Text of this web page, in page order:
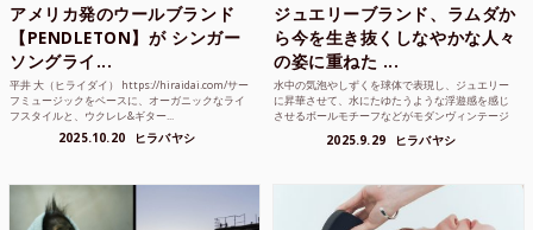
アメリカ発のウールブランド
【PENDLETON】が シンガー
ソングライ...
平井 大（ヒライダイ） https://hiraidai.com/サー
フミュージックをベースに、オーガニックなライ
フスタイルと、ウクレレ&ギター...
2025.10.20 ヒラバヤシ
ジュエリーブランド、ラムダか
ら今を生き抜くしなやかな人々
の姿に重ねた ...
水中の気泡やしずくを球体で表現し、ジュエリー
に昇華させて、水にたゆたうような浮遊感を感じ
させるボールモチーフなどがモダンヴィンテージ
2025.9.29 ヒラバヤシ